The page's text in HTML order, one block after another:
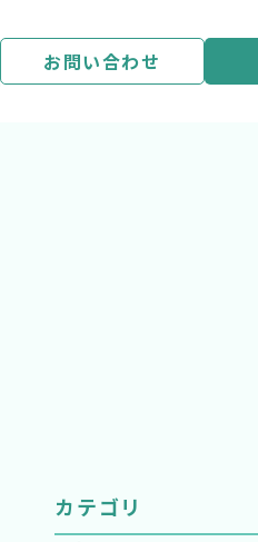
お問い合わせ
カテゴリ